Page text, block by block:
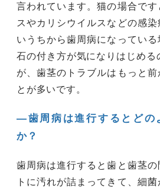
言われています。猫の場合で
スやカリシウイルスなどの感
いうちから歯周病になってい
石の付き方が気になりはじめる
が、歯茎のトラブルはもっと前
とが多いです。
―歯周病は進行するとどの
か？
歯周病は進行すると歯と歯茎の
トに汚れが詰まってきて、細